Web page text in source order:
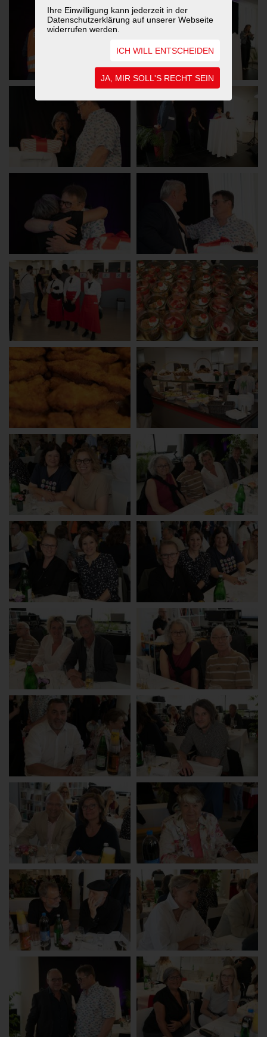
Ihre Einwilligung kann jederzeit in der
Datenschutzerklärung auf unserer Webseite
widerrufen werden.
ICH WILL ENTSCHEIDEN
JA, MIR SOLL'S RECHT SEIN